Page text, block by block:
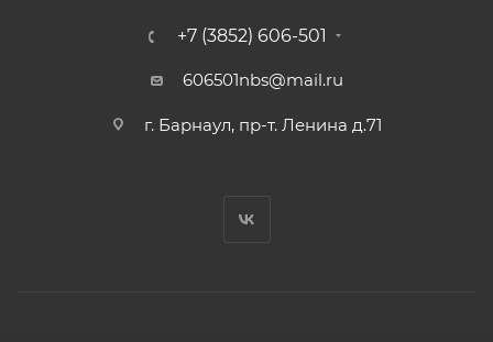
+7 (3852) 606-501
606501nbs@mail.ru
г. Барнаул, пр-т. Ленина д.71